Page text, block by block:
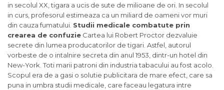
in secolul XX, tigara a ucis de sute de milioane de ori. In secolul
in curs, profesorul estimeaza ca un miliard de oameni vor muri
din cauza fumatului. Studii medicale combatute prin
crearea de confuzie Cartea lui Robert Proctor dezvaluie
secrete din lumea producatorilor de tigari. Astfel, autorul
vorbeste de o intalnire secreta din anul 1953, dintr-un hotel din
New-York. Toti marii patroni din industria tabacului au fost acolo.
Scopul era de a gasi o solutie publicitara de mare efect, care sa
puna in umbra studii medicale, care faceau legatura intre